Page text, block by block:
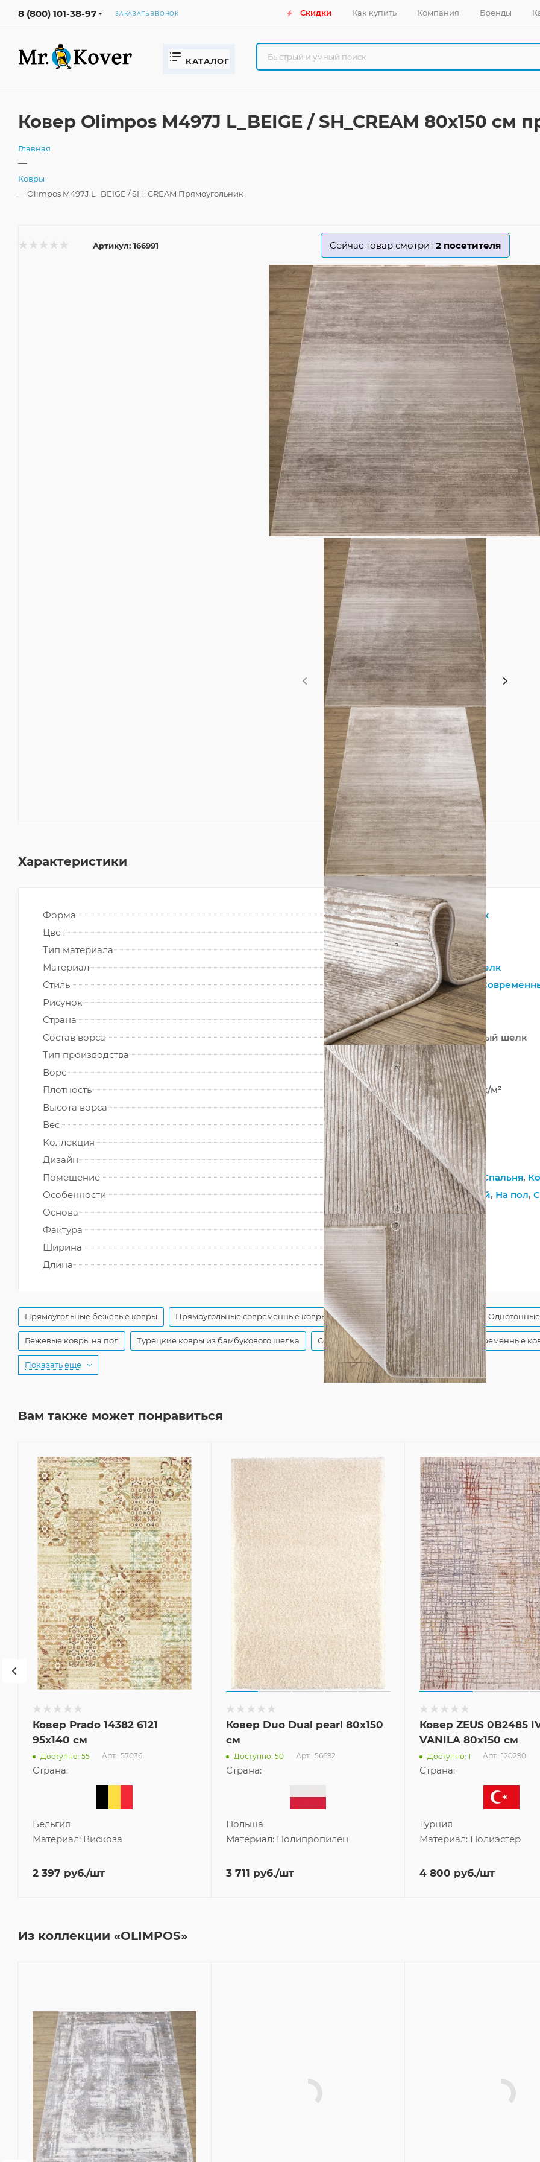
8 (800) 101-38-97 ЗАКАЗАТЬ ЗВОНОК Скидки Как купить Компания Бренды
КАТАЛОГ
Ковер Olimpos M497J L_BEIGE / SH_CREAM 80x150 см
Главная
—
Ковры
—Olimpos M497J L_BEIGE / SH_CREAM Прямоугольник
Артикул: 166991 Сейчас товар смотрит2 посетителя
Характеристики
Форма
Прямоугольник
Цвет
Бежевый
Тип материала
?
Натуральный
Материал
Бамбуковый шелк
Стиль
Минимализм,
Рисунок
Однотонный
Страна
Турция
Состав ворса
100% Бамбуковый шелк
Тип производства
Машинный
Ворс
?
Средний
Плотность
2 000 000 точек/м²
Высота ворса
8 мм
Вес
3000 г/м²
Коллекция
OLIMPOS
Дизайн
M497J
Помещение
Гостиная,Зал, Спальня,
Особенности
Высокоплотный, На пол,
Основа
?
Хлопковая
Фактура
?
Рельефный
Ширина
80
Длина
150
Прямоугольные бежевые ковры Прямоугольные современные ковры Современные бежевые ковры
Бежевые ковры на пол Турецкие ковры из бамбукового шелка Современные ковры в гостиную Современные
Показать еще
Вам также может понравиться
Ковер Prado 14382 6121
95x140 см
Доступно: 55 Арт.: 57036
Страна:
Бельгия
Материал: Вискоза
2 397 руб./шт
Ковер Duo Dual pearl 80x150
см
Доступно: 50 Арт.: 56692
Страна:
Польша
Материал: Полипропилен
3 711 руб./шт
Ковер ZEUS 0B2485
VANILA 80x150 см
Доступно: 1 Арт.: 120290
Страна:
Турция
Материал: Полиэстер
4 800 руб./шт
Из коллекции «OLIMPOS»